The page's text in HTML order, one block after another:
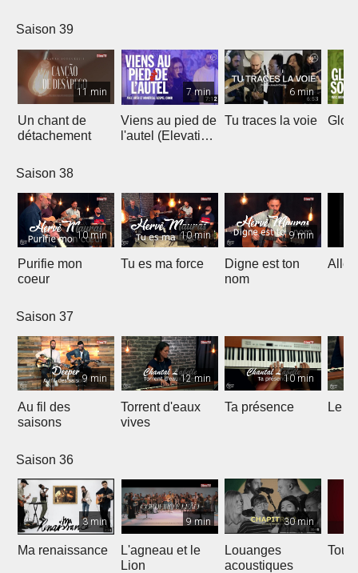
Saison 39
11 min
Un chant de
détachement
7 min
Viens au pied de
l'autel (Elevation
6 min
Tu traces la voie
Saison 38
10 min
Purifie mon
coeur
10 min
Tu es ma force
9 min
Digne est ton
nom
Saison 37
9 min
Au fil des
saisons
12 min
Torrent d'eaux
vives
10 min
Ta présence Le
Saison 36
3 min
Ma renaissance
9 min
L'agneau et le
Lion
30 min
Louanges
acoustiques
Tout